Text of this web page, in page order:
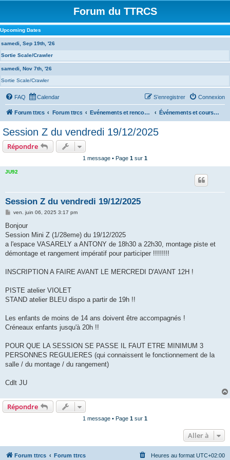
Forum du TTRCS
Upcoming Dates
samedi, Sep 19th, '26
Sortie Scale/Crawler
samedi, Nov 7th, '26
Sortie Scale/Crawler
FAQ Calendar Connexion
S’enregistrer
Forum ttrcs Forum ttrcs Evénements et rencontres Événements et courses à VASARELY
Session Z du vendredi 19/12/2025
Répondre
1 message • Page 1 sur 1
JU92
Session Z du vendredi 19/12/2025
M
s
a
g
ven. juin 06, 2025 3:17 pm
Bonjour
Session Mini Z (1/28eme) du 19/12/2025
a l'espace VASARELY a ANTONY de 18h30 a 22h30, montage piste et
démontage et rangement impératif pour participer !!!!!!!!
INSCRIPTION A FAIRE AVANT LE MERCREDI D'AVANT 12H !
PISTE atelier VIOLET
STAND atelier BLEU dispo a partir de 19h !!
Les enfants de moins de 14 ans doivent être accompagnés !
Créneaux enfants jusqu'à 20h !!
POUR QUE LA SESSION SE PASSE IL FAUT ETRE MINIMUM 3
PERSONNES REGULIERES (qui connaissent le fonctionnement de la
salle / du montage / du rangement)
Cdlt JU
Répondre
1 message • Page 1 sur 1
Aller à
Forum ttrcs Forum ttrcs Heures au format UTC+02:00